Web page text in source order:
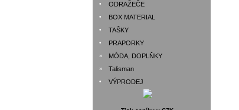
• ODRAŽEČE
• BOX MATERIAL
• TAŠKY
• PRAPORKY
» MÓDA, DOPLŇKY
» Talisman
• VÝPRODEJ